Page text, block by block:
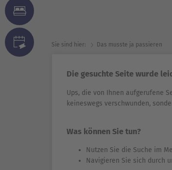
Sie sind hier: Das musste ja passieren
Die gesuchte Seite wurde
Ups, die von Ihnen aufgerufene
keineswegs verschwunden,
Was können Sie tun?
Nutzen Sie die Suche im
Navigieren Sie sich durch